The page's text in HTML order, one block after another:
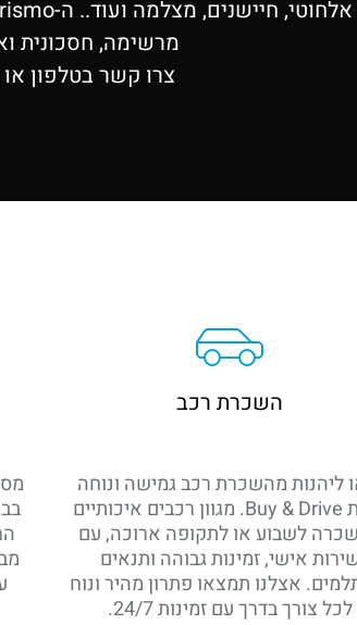
מרשימה, חסכונית
צרו קשר בטלפון
השכרת רכב
ליהנות מהשכרת רכב גמישה ונוחה
מבית Buy & Drive. מגוון רכבים איכותיים
לשבוע או לתקופה ארוכה, עם
אישי, זמינות גבוהה ותנאים
אצלנו תמצאו פתרון מהיר ונוח
לכל צורך בדרך עם זמינות 24/7.